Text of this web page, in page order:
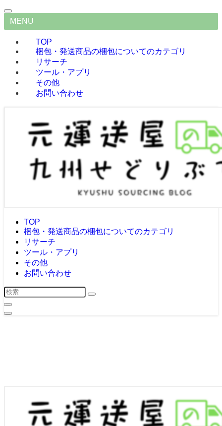
MENU
TOP
梱包・発送商品の梱包についてのカテゴリ
リサーチ
ツール・アプリ
その他
お問い合わせ
TOP
梱包・発送商品の梱包についてのカテゴリ
リサーチ
ツール・アプリ
その他
お問い合わせ